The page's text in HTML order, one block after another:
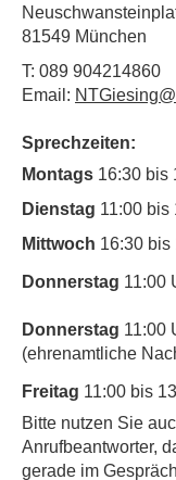
81549 München
T: 089 904214860
Email:
Sprechzeiten:
Montags 16:30 bis
Dienstag 11:00 bis
Mittwoch 16:30 bis
Donnerstag 11:00
Donnerstag 11:00
(ehrenamtliche
Freitag 11:00 bis
​Bitte nutzen Sie
Anrufbeantworter,
gerade im